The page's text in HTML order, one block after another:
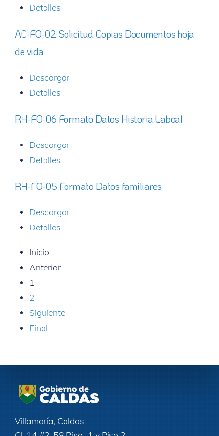
Detalles
AC-FO-02 Solicitud Copias Documentos hoja
de vida
Descargar
Detalles
RH-FO-06 Formato Datos Historia Laboal
Descargar
Detalles
RH-FO-05 Formato Datos familiares
Descargar
Detalles
Inicio
Anterior
1
2
Siguiente
Final
Villamaría, Caldas